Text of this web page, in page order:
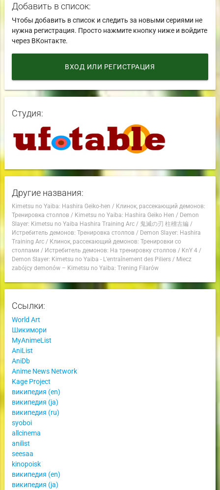
Добавить в список:
Чтобы добавить в список и следить за новыми сериями не
нужна регистрация. Просто нажмите кнопку ниже и войдите
через ВКонтакте.
ВХОД ИЛИ РЕГИСТРАЦИЯ
Студия:
Другие названия:
Kimetsu no Yaiba: Hashira Geiko-hen / Клинок, рассекающий демонов:
Тренировка столпов / Kimetsu no Yaiba: Hashira Geiko Hen / Demon
Slayer: Kimetsu no Yaiba Hashira Training Arc/ 鬼滅の刃 柱稽古編/
Истребитель демонов: Тренировка столпов / Demon Slayer: Hashira
Training Arc/ Клинок, рассекающий демонов: Тренировки со
столпами / Истребитель демонов: На тренировку столпов / KnY 4/
Demon Slayer: Kimetsu no Yaiba - L'entraînement des Piliers/ Miecz
zabójcy demonów – Kimetsu no Yaiba: Trening Filarów
Ссылки:
World Art
Шикимори
MyAnimeList
AniList
AniDb
Anime News Network
Kage Project
википедия (en)
википедия (ja)
википедия (ru)
syoboi
allcinema
anilist
seesaa
kinopoisk
википедия (en)
википедия (ja)